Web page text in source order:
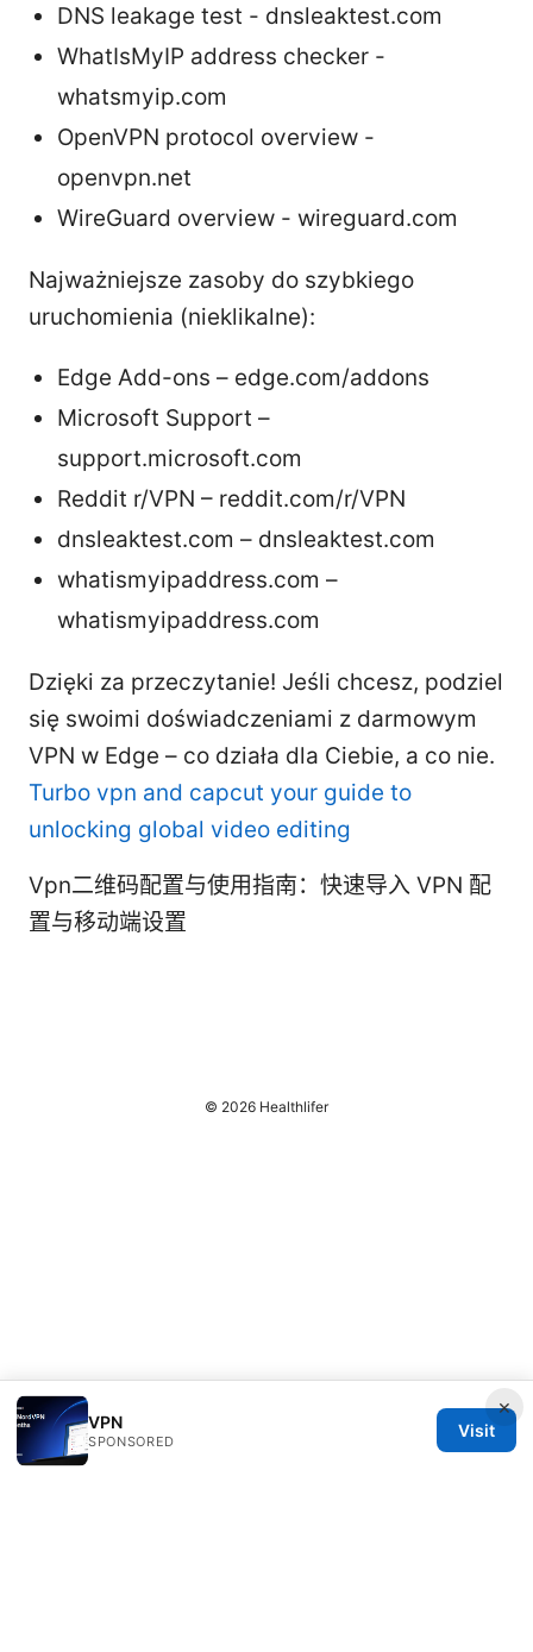
DNS leakage test - dnsleaktest.com
WhatIsMyIP address checker -
whatsmyip.com
OpenVPN protocol overview -
openvpn.net
WireGuard overview - wireguard.com
Najważniejsze zasoby do szybkiego
uruchomienia (nieklikalne):
Edge Add-ons – edge.com/addons
Microsoft Support –
support.microsoft.com
Reddit r/VPN – reddit.com/r/VPN
dnsleaktest.com – dnsleaktest.com
whatismyipaddress.com –
whatismyipaddress.com
Dzięki za przeczytanie! Jeśli chcesz, podziel
się swoimi doświadczeniami z darmowym
VPN w Edge – co działa dla Ciebie, a co nie.
Turbo vpn and capcut your guide to
unlocking global video editing
Vpn二维码配置与使用指南：快速导入 VPN 配
置与移动端设置
×
VPN
SPONSORED
Visit
© 2026 Healthlifer